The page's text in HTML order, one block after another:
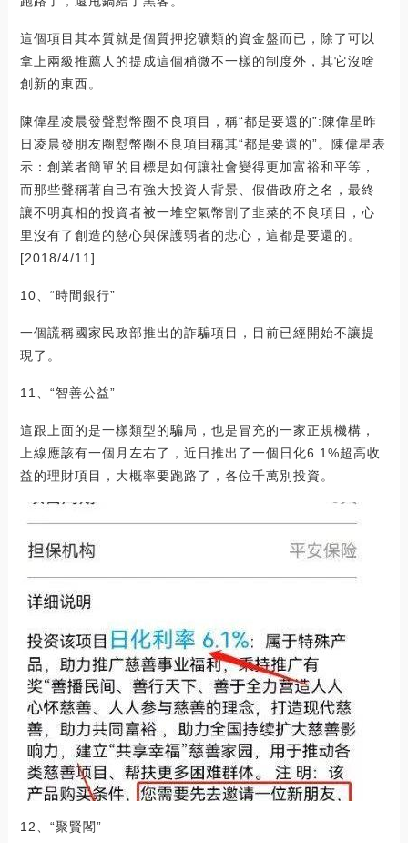
這個項目其本質就是個質押挖礦類的資金盤而已，除了可以
拿上兩級推薦人的提成這個稍微不一樣的制度外，其它沒啥
創新的東西。
陳偉星凌晨發聲懟幣圈不良項目，稱“都是要還的”:陳偉星昨
日凌晨發朋友圈懟幣圈不良項目稱其“都是要還的”。陳偉星表
示：創業者簡單的目標是如何讓社會變得更加富裕和平等，
而那些聲稱著自己有強大投資人背景、假借政府之名，最終
讓不明真相的投資者被一堆空氣幣割了韭菜的不良項目，心
里沒有了創造的慈心與保護弱者的悲心，這都是要還的。
[2018/4/11]
10、“時間銀行”
一個謊稱國家民政部推出的詐騙項目，目前已經開始不讓提
現了。
11、“智善公益”
這跟上面的是一樣類型的騙局，也是冒充的一家正規機構，
上線應該有一個月左右了，近日推出了一個日化6.1%超高收
益的理財項目，大概率要跑路了，各位千萬別投資。
12、“聚賢閣”